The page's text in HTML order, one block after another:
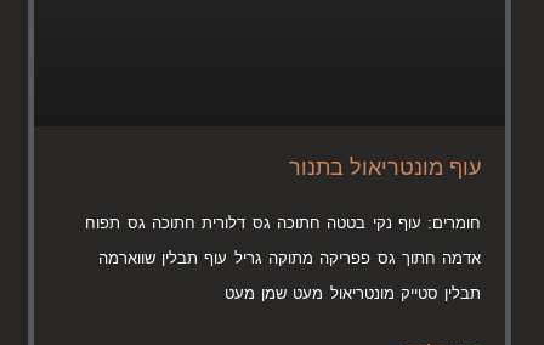
עוף מונטריאול בתנור
חומרים: עוף נקי בטטה חתוכה גס דלורית חתוכה גס תפוח
אדמה חתוך גס פפריקה מתוקה גריל עוף תבלין שווארמה
תבלין סטייק מונטריאול מעט שמן מעט